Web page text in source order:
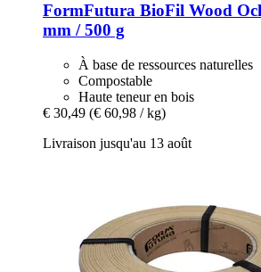
FormFutura BioFil Wood
mm / 500 g
À base de ressources naturelles
Compostable
Haute teneur en bois
€ 30,49 (€ 60,98 / kg)
Livraison jusqu'au 13 août